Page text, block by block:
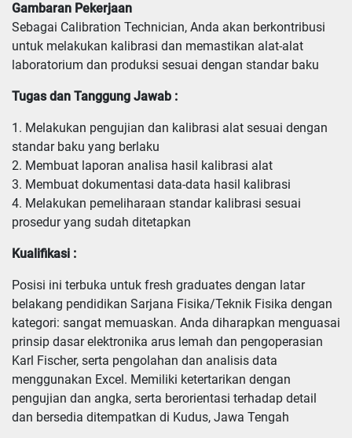
Gambaran Pekerjaan
Sebagai Calibration Technician, Anda akan berkontribusi
untuk melakukan kalibrasi dan memastikan alat-alat
laboratorium dan produksi sesuai dengan standar baku
Tugas dan Tanggung Jawab :
1. Melakukan pengujian dan kalibrasi alat sesuai dengan
standar baku yang berlaku
2. Membuat laporan analisa hasil kalibrasi alat
3. Membuat dokumentasi data-data hasil kalibrasi
4. Melakukan pemeliharaan standar kalibrasi sesuai
prosedur yang sudah ditetapkan
Kualifikasi :
Posisi ini terbuka untuk fresh graduates dengan latar
belakang pendidikan Sarjana Fisika/Teknik Fisika dengan
kategori: sangat memuaskan. Anda diharapkan menguasai
prinsip dasar elektronika arus lemah dan pengoperasian
Karl Fischer, serta pengolahan dan analisis data
menggunakan Excel. Memiliki ketertarikan dengan
pengujian dan angka, serta berorientasi terhadap detail
dan bersedia ditempatkan di Kudus, Jawa Tengah